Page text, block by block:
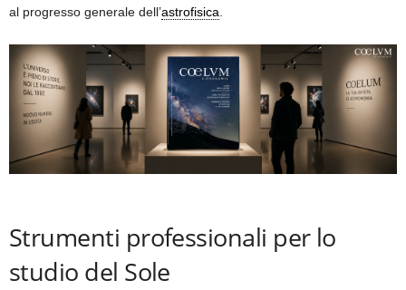
al progresso generale dell’astrofisica.
Strumenti professionali per lo
studio del Sole